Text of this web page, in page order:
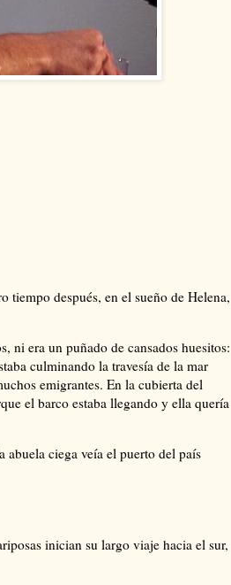
tiempo después, en el sueño de Helena,
ni era un puñado de cansados huesitos:
culminando la travesía de la mar
emigrantes. En la cubierta del
el barco estaba llegando y ella quería
abuela ciega veía el puerto del país
inician su largo viaje hacia el sur,